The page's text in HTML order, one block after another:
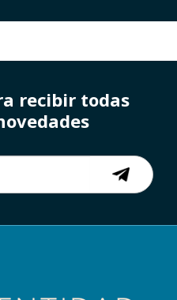
recibir todas